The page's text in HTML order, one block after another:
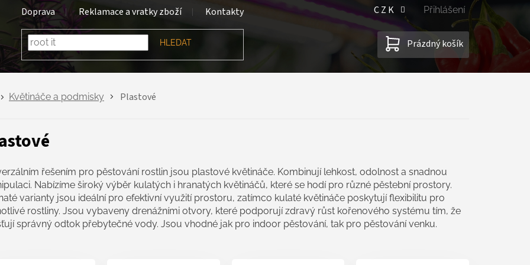
Doprava Reklamace a vratky zboží Kontakty CZK Přihlášení
HLEDAT
NÁKUPNÍ
KOŠÍK
Prázdný košík
Květináče a podmisky Plastové
řešením pro pěstování rostlin jsou plastové květináče. Kombinují lehkost, odolnost a snadnou
Nabízíme široký výběr kulatých i hranatých květináčů, které se hodí pro různé pěstební prostory.
varianty jsou ideální pro efektivní využití prostoru, zatímco kulaté květináče poskytují flexibilitu pro
rostliny. Jsou vybaveny drenážními otvory, které podporují zdravý růst kořenového systému tím, že
správný odtok přebytečné vody. Jsou vhodné jak pro indoor pěstování, tak pro pěstování venku.